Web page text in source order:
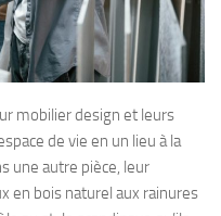
mobilier design et leurs
de vie en un lieu à la
une autre pièce, leur
en bois naturel aux rainures